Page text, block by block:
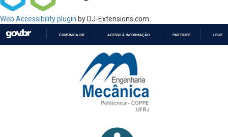
Web Accessibility plugin by DJ-Extensions.com
PARA
CONTEÚDO
COMUNICA BR ACESSO À INFORMAÇÃO PARTICIPE